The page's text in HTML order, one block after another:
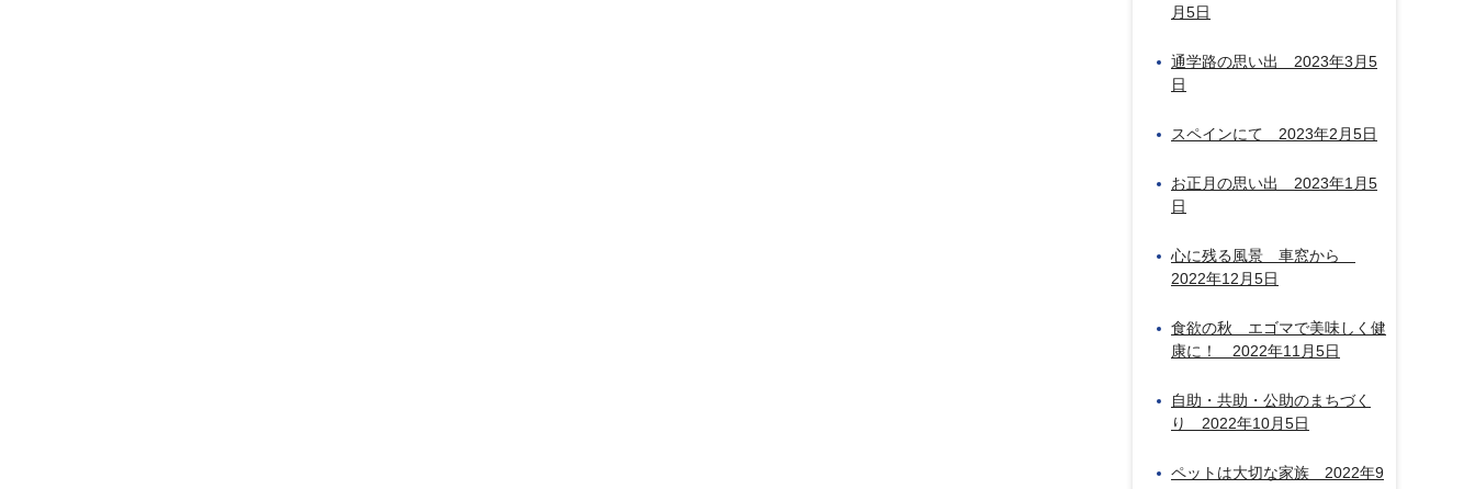
月5日
通学路の思い出 2023年3月5
日
スペインにて 2023年2月5日
お正月の思い出 2023年1月5
日
心に残る風景 車窓から
2022年12月5日
食欲の秋 エゴマで美味しく健
康に！ 2022年11月5日
自助・共助・公助のまちづく
り 2022年10月5日
ペットは大切な家族 2022年9